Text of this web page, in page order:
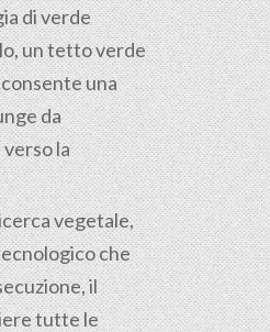
di verde
un tetto verde
una
da
la
vegetale,
che
il
tutte le